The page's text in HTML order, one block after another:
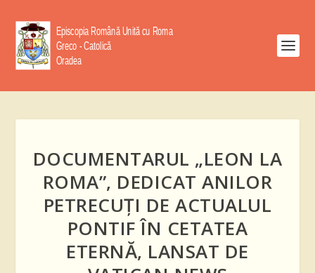
DOCUMENTARUL „LEON LA
ROMA”, DEDICAT ANILOR
PETRECUȚI DE ACTUALUL
PONTIF ÎN CETATEA
ETERNĂ, LANSAT DE